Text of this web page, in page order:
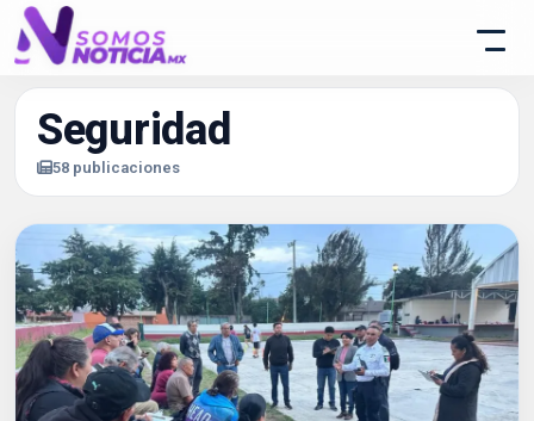
Seguridad
58 publicaciones